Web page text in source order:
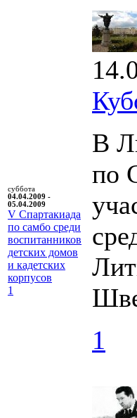
суббота
04.04.2009 -
05.04.2009
V Cпартакиада
по самбо среди
воспитанников
детских домов
и кадетских
корпусов
1
В
по
1